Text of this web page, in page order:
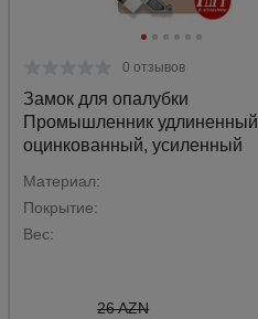
0 отзывов
Замок для опалубки
Промышленник удлиненный
оцинкованный, усиленный
Материал:
Покрытие:
Вес:
26 AZN